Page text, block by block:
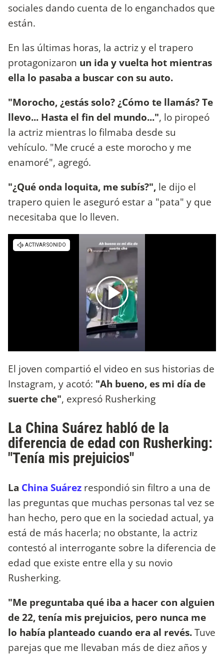
sociales dando cuenta de lo enganchados que
están.
En las últimas horas, la actriz y el trapero
protagonizaron un ida y vuelta hot mientras
ella lo pasaba a buscar con su auto.
"Morocho, ¿estás solo? ¿Cómo te llamás? Te
llevo... Hasta el fin del mundo...", lo piropeó
la actriz mientras lo filmaba desde su
vehículo. "Me crucé a este morocho y me
enamoré", agregó.
"¿Qué onda loquita, me subís?", le dijo el
trapero quien le aseguró estar a "pata" y que
necesitaba que lo lleven.
El joven compartió el video en sus historias de
Instagram, y acotó: "Ah bueno, es mi día de
suerte che", expresó Rusherking
La China Suárez habló de la
diferencia de edad con Rusherking:
"Tenía mis prejuicios"
La China Suárez respondió sin filtro a una de
las preguntas que muchas personas tal vez se
han hecho, pero que en la sociedad actual, ya
está de más hacerla; no obstante, la actriz
contestó al interrogante sobre la diferencia de
edad que existe entre ella y su novio
Rusherking.
"Me preguntaba qué iba a hacer con alguien
de 22, tenía mis prejuicios, pero nunca me
lo había planteado cuando era al revés.Tuve
parejas que me llevaban más de diez años y